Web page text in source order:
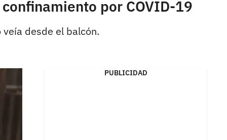
por COVID-19
desde el balcón.
PUBLICIDAD